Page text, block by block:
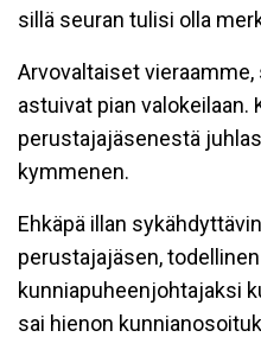
sillä seuran tulisi olla
Arvovaltaiset
astuivat pian valokeilaan.
perustajajäsenestä
kymmenen.
Ehkäpä illan
perustajajäsen,
kunniapuheenjohtajaksi
sai hienon